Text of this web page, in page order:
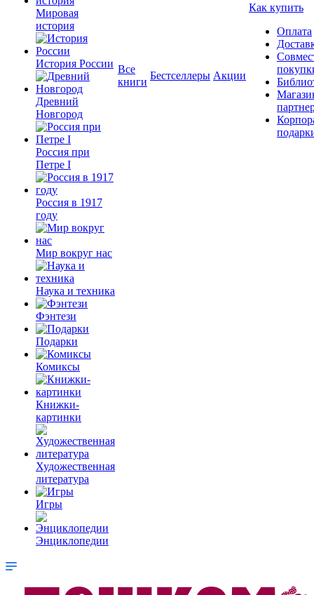
Мировая
история
История России
Древний
Новгород
Россия при
Петре I
Россия в 1917
году
Мир вокруг нас
Наука и техника
Фэнтези
Подарки
Комиксы
Книжки-
картинки
Художественная
литература
Игры
Энциклопедии
Все
книги
Бестселлеры Акции
Как купить
Оплата